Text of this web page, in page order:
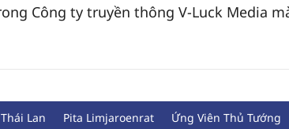
Công ty truyền thông V-Luck Media
Thái Lan Pita Limjaroenrat Ứng Viên Thủ Tướng